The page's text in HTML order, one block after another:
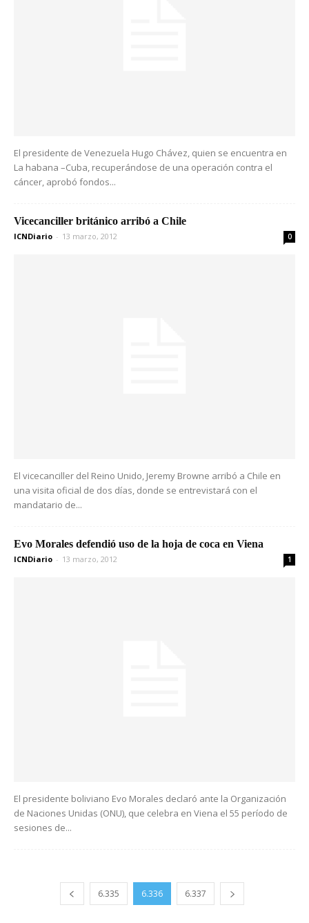
El presidente de Venezuela Hugo Chávez, quien se encuentra en
La habana –Cuba, recuperándose de una operación contra el
cáncer, aprobó fondos...
Vicecanciller británico arribó a Chile
ICNDiario - 13 marzo, 2012 0
El vicecanciller del Reino Unido, Jeremy Browne arribó a Chile en
una visita oficial de dos días, donde se entrevistará con el
mandatario de...
Evo Morales defendió uso de la hoja de coca en Viena
ICNDiario - 13 marzo, 2012 1
El presidente boliviano Evo Morales declaró ante la Organización
de Naciones Unidas (ONU), que celebra en Viena el 55 período de
sesiones de...
6.335 6.336 6.337